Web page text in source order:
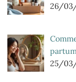
26/
partum
25/